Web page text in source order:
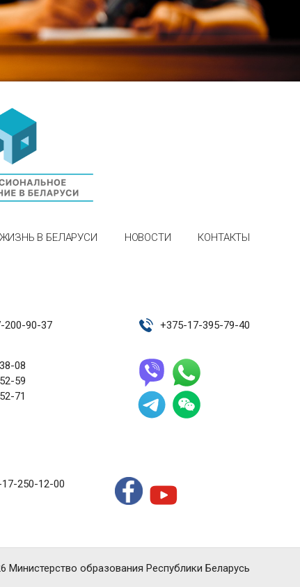
ЖИЗНЬ В БЕЛАРУСИ НОВОСТИ КОНТАКТЫ
200-90-37 +375-17-395-79-40
08
59
71
250-12-00
Министерство образования Республики Беларусь